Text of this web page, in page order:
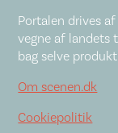
Portalen drives
vegne af landets
bag selve
Om scenen.dk
Cookiepolitik